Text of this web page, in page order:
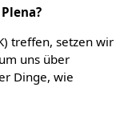
treffen, setzen wir
uns über
Dinge, wie